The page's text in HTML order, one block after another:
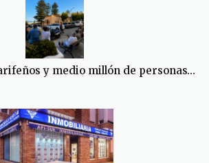
y medio millón de personas…